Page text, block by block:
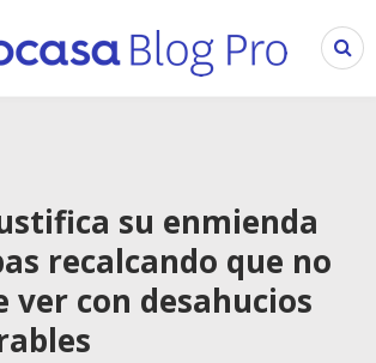
su enmienda
recalcando que no
ver con desahucios